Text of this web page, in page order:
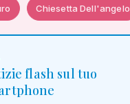
Chiesetta Dell'angelo
flash sul tuo